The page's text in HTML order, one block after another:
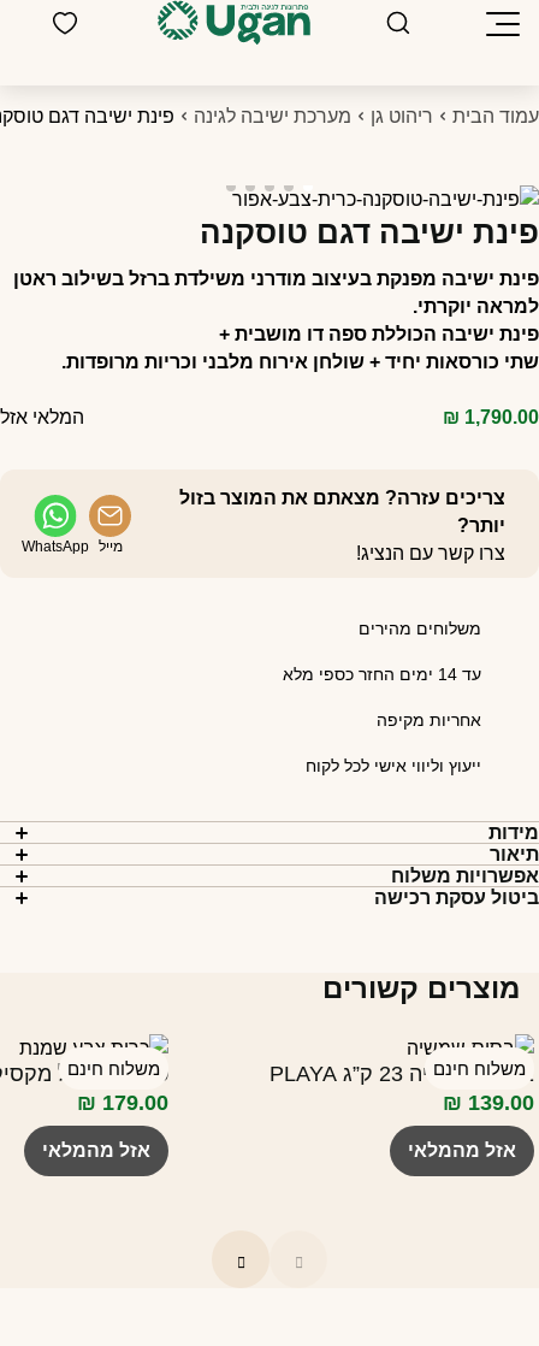
הבית ריהוט גן מערכת ישיבה לגינה פינת ישיבה דגם
ישיבה דגם טוסקנה
₪
ישיבה מפנקת בעיצוב מודרני משילדת ברזל בשילוב ראטן
יוקרתי.
ישיבה הכוללת ספה דו מושבית +
כורסאות יחיד + שולחן אירוח מלבני וכריות מרופדות.
המלאי אזל
צריכים עזרה? מצאתם את המוצר בזול
יותר?
צרו קשר עם הנציג!
מייל WhatsApp
משלוחים מהירים
עד 14 ימים החזר כספי מלא
אחריות מקיפה
ייעוץ וליווי אישי לכל לקוח
משלוח
עסקת רכישה
מוצרים קשורים
משלוח חינם
בסיס שמשייה 23 ק”ג PLAYA
₪ 139.00
אזל מהמלאי
משלוח חינם
כרית לערסל
₪ 179.00
אזל מהמלאי